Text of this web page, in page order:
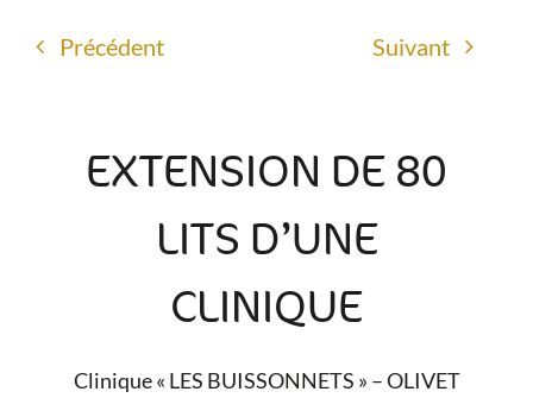
Précédent Suivant
EXTENSION DE 80
LITS D’UNE
CLINIQUE
Clinique « LES BUISSONNETS » – OLIVET